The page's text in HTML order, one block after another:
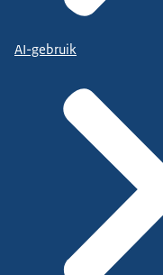
AI-gebruik